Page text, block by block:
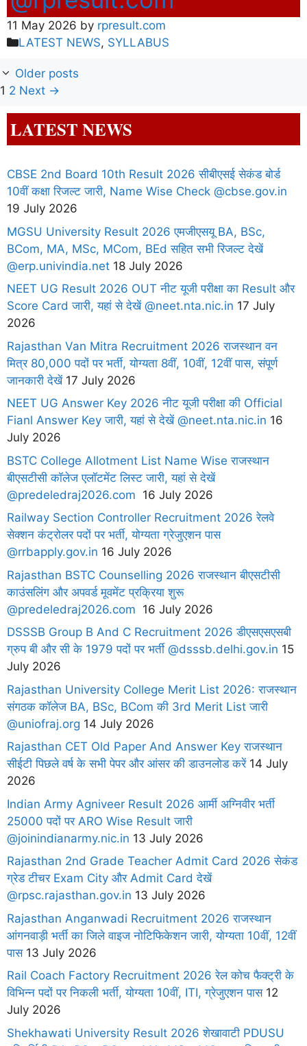
11 May 2026 by rpresult.com
Categories
LATEST NEWS, SYLLABUS
Older posts
Page
1 Page
2 Next →
LATEST NEWS
CBSE 2nd Board 10th Result 2026 सीबीएसई सेकंड बोर्ड
10वीं कक्षा रिजल्ट जारी, Name Wise Check @cbse.gov.in
19 July 2026
MGSU University Result 2026 एमजीएसयू BA, BSc,
BCom, MA, MSc, MCom, BEd सहित सभी रिजल्ट देखें
@erp.univindia.net 18 July 2026
NEET UG Result 2026 OUT नीट यूजी परीक्षा का Result और
Score Card जारी, यहां से देखें @neet.nta.nic.in 17 July
2026
Rajasthan Van Mitra Recruitment 2026 राजस्थान वन
मित्र 80,000 पदों पर भर्ती, योग्यता 8वीं, 10वीं, 12वीं पास, संपूर्ण
जानकारी देखें17 July 2026
NEET UG Answer Key 2026 नीट यूजी परीक्षा की Official
Fianl Answer Key जारी, यहां से देखें @neet.nta.nic.in 16
July 2026
BSTC College Allotment List Name Wise राजस्थान
बीएसटीसी कॉलेज एलॉटमेंट लिस्ट जारी, यहां से देखें
@predeledraj2026.com 16 July 2026
Railway Section Controller Recruitment 2026 रेलवे
सेक्शन कंट्रोलर पदों पर भर्ती, योग्यता ग्रेजुएशन पास
@rrbapply.gov.in 16 July 2026
Rajasthan BSTC Counselling 2026 राजस्थान बीएसटीसी
काउंसलिंग और अपवर्ड मूवमेंट प्रक्रिया शुरू
@predeledraj2026.com 16 July 2026
DSSSB Group B And C Recruitment 2026 डीएसएसएसबी
ग्रुप बी और सी के 1979 पदों पर भर्ती @dsssb.delhi.gov.in 15
July 2026
Rajasthan University College Merit List 2026: राजस्थान
संगठक कॉलेज BA, BSc, BCom की 3rd Merit List जारी
@uniofraj.org 14 July 2026
Rajasthan CET Old Paper And Answer Key राजस्थान
सीईटी पिछले वर्ष के सभी पेपर और आंसर की डाउनलोड करें14 July
2026
Indian Army Agniveer Result 2026 आर्मी अग्निवीर भर्ती
25000 पदों पर ARO Wise Result जारी
@joinindianarmy.nic.in 13 July 2026
Rajasthan 2nd Grade Teacher Admit Card 2026 सेकंड
ग्रेड टीचर Exam City और Admit Card देखें
@rpsc.rajasthan.gov.in 13 July 2026
Rajasthan Anganwadi Recruitment 2026 राजस्थान
आंगनवाड़ी भर्ती का जिले वाइज नोटिफिकेशन जारी, योग्यता 10वीं, 12वीं
पास13 July 2026
Rail Coach Factory Recruitment 2026 रेल कोच फैक्ट्री के
विभिन्न पदों पर निकली भर्ती, योग्यता 10वीं, ITI, ग्रेजुएशन पास12
July 2026
Shekhawati University Result 2026 शेखावाटी PDUSU